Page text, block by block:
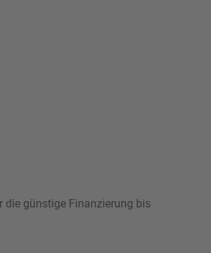
die günstige Finanzierung bis